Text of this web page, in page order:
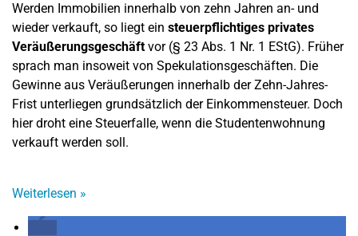
Werden Immobilien innerhalb von zehn Jahren an- und
wieder verkauft, so liegt ein steuerpflichtiges privates
Veräußerungsgeschäftvor (§ 23 Abs. 1 Nr. 1 EStG). Früher
sprach man insoweit von Spekulationsgeschäften. Die
Gewinne aus Veräußerungen innerhalb der Zehn-Jahres-
Frist unterliegen grundsätzlich der Einkommensteuer. Doch
hier droht eine Steuerfalle, wenn die Studentenwohnung
verkauft werden soll.
Weiterlesen »